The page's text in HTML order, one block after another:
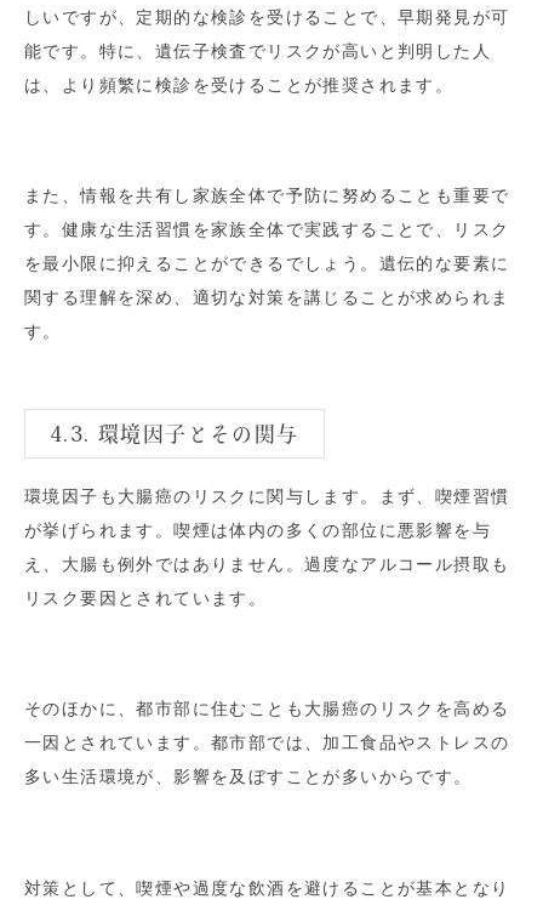
しいですが、定期的な検診を受けることで、早期発見が可
能です。特に、遺伝子検査でリスクが高いと判明した人
は、より頻繁に検診を受けることが推奨されます。
また、情報を共有し家族全体で予防に努めることも重要で
す。健康な生活習慣を家族全体で実践することで、リスク
を最小限に抑えることができるでしょう。遺伝的な要素に
関する理解を深め、適切な対策を講じることが求められま
す。
4.3. 環境因子とその関与
環境因子も大腸癌のリスクに関与します。まず、喫煙習慣
が挙げられます。喫煙は体内の多くの部位に悪影響を与
え、大腸も例外ではありません。過度なアルコール摂取も
リスク要因とされています。
そのほかに、都市部に住むことも大腸癌のリスクを高める
一因とされています。都市部では、加工食品やストレスの
多い生活環境が、影響を及ぼすことが多いからです。
対策として、喫煙や過度な飲酒を避けることが基本となり